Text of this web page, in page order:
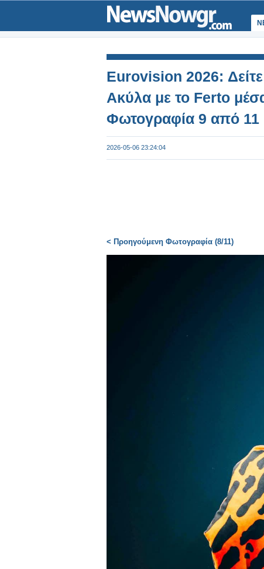
Eurovision 2026:
Ακύλα με το Ferto
Φωτογραφία 9 από 11
2026-05-06 23:24:04
< Προηγούμενη Φωτογραφία (8/11)